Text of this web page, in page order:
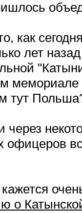
как
лет
мемориале
тут
через
о